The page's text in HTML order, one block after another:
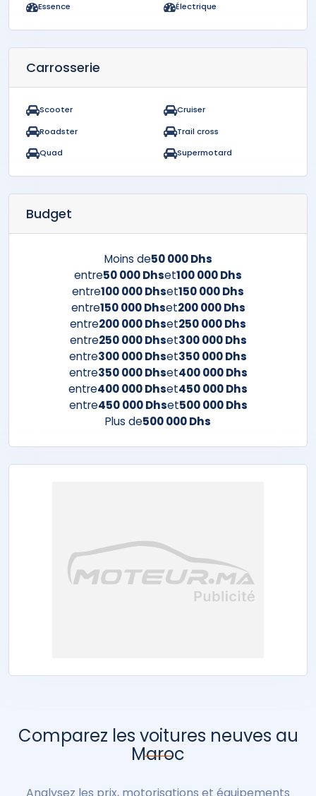
Essence Électrique
Carrosserie
Scooter
Cruiser
Roadster
Trail cross
Quad
Supermotard
Budget
Moins de50 000 Dhs
entre50 000 Dhset100 000 Dhs
entre100 000 Dhset150 000 Dhs
entre150 000 Dhset200 000 Dhs
entre200 000 Dhset250 000 Dhs
entre250 000 Dhset300 000 Dhs
entre300 000 Dhset350 000 Dhs
entre350 000 Dhset400 000 Dhs
entre400 000 Dhset450 000 Dhs
entre450 000 Dhset500 000 Dhs
Plus de500 000 Dhs
Comparez les voitures neuves au
Maroc
Analysez les prix, motorisations et équipements